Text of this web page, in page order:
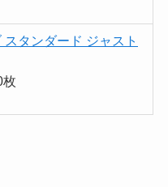
タンダード ジャスト
枚